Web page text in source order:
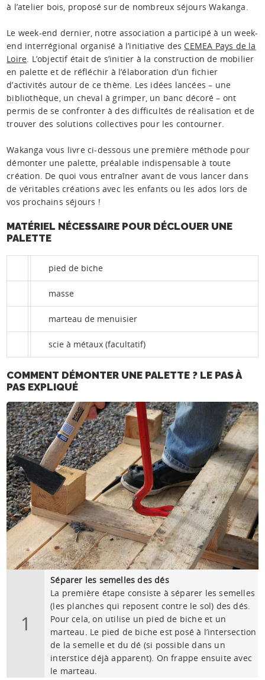
à l’atelier bois, proposé sur de nombreux séjours Wakanga.
Le week-end dernier, notre association a participé à un week-
end interrégional organisé à l’initiative des CEMEA Pays de la
Loire. L’objectif était de s’initier à la construction de mobilier
en palette et de réfléchir à l’élaboration d’un fichier
d’activités autour de ce thème. Les idées lancées – une
bibliothèque, un cheval à grimper, un banc décoré – ont
permis de se confronter à des difficultés de réalisation et de
trouver des solutions collectives pour les contourner.
Wakanga vous livre ci-dessous une première méthode pour
démonter une palette, préalable indispensable à toute
création. De quoi vous entraîner avant de vous lancer dans
de véritables créations avec les enfants ou les ados lors de
vos prochains séjours !
MATÉRIEL NÉCESSAIRE POUR DÉCLOUER UNE
PALETTE
pied de biche
masse
marteau de menuisier
scie à métaux (facultatif)
COMMENT DÉMONTER UNE PALETTE ? LE PAS À
PAS EXPLIQUÉ
1
Séparer les semelles des dés
La première étape consiste à séparer les semelles
(les planches qui reposent contre le sol) des dés.
Pour cela, on utilise un pied de biche et un
marteau. Le pied de biche est posé à l’intersection
de la semelle et du dé (si possible dans un
interstice déjà apparent). On frappe ensuite avec
le marteau.